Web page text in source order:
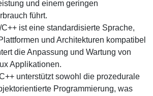
und einem geringen
führt.
C++ ist eine standardisierte Sprache,
und Architekturen kompatibel
die Anpassung und Wartung von
Applikationen.
unterstützt sowohl die prozedurale
Programmierung, was